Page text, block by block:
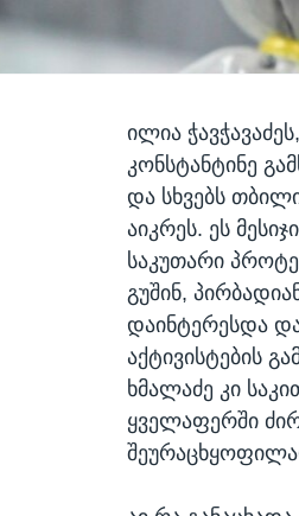
ილია
კონსტანტინე
და სხვებს
აიკრეს. ეს
საკუთარი
გუშინ,
დაინტერესდა და
აქტივისტების
ხმალაძე კი
ყველაფერში